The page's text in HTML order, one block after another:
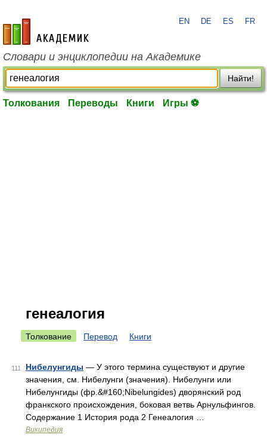
academic.ru
EN DE ES FR
Словари и энциклопедии на Академике
Найти!
Толкования Переводы Книги Игры ⚽
генеалогия
Толкование Перевод Книги
111 Нибелунгиды — У этого термина существуют и другие
значения, см. Нибелунги (значения). Нибелунги или
Нибелунгиды (фр.&#160;Nibelungides) дворянский род
франкского происхождения, боковая ветвь Арнульфингов.
Содержание 1 История рода 2 Генеалогия …
Википедия